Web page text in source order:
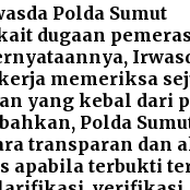
Polda Sumut
dugaan
memeriksa
yang kebal dari
Polda
transparan dan
apabila terbukti